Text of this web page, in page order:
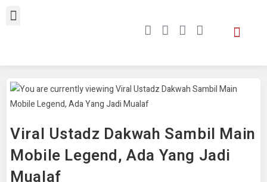
Viral Ustadz Dakwah Sambil Main
Mobile Legend, Ada Yang Jadi
Mualaf